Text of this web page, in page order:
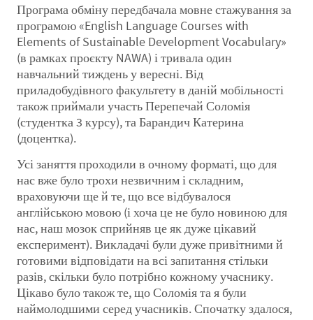
Програма обміну передбачала мовне стажування за
програмою «English Language Courses with
Elements of Sustainable Development Vocabulary»
(в рамках проєкту NAWA) і тривала один
навчальний тиждень у вересні. Від
приладобудівного факультету в даній мобільності
також приймали участь Перепечай Соломія
(студентка 3 курсу), та Барандич Катерина
(доцентка).
Усі заняття проходили в очному форматі, що для
нас вже було трохи незвичним і складним,
враховуючи ще й те, що все відбувалося
англійською мовою (і хоча це не було новиною для
нас, наш мозок сприйняв це як дуже цікавий
експеримент). Викладачі були дуже привітними й
готовими відповідати на всі запитання стільки
разів, скільки було потрібно кожному учаснику.
Цікаво було також те, що Соломія та я були
наймолодшими серед учасників. Спочатку здалося,